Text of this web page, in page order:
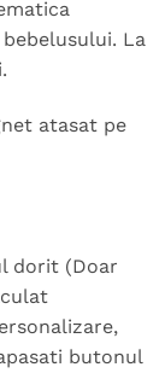
La
atasat pe
dorit (Doar
butonul